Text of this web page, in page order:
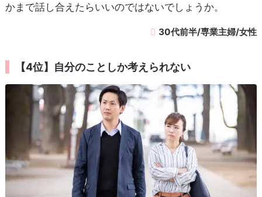
かまで話し合えたらいいのではないでしょうか。
30代前半/専業主婦/女性
【4位】自分のことしか考えられない